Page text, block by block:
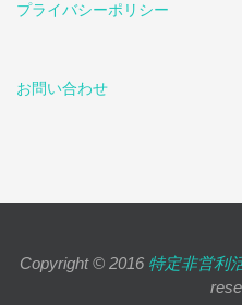
プライバシーポリシー
お問い合わせ
Copyright © 2016 特定非営利